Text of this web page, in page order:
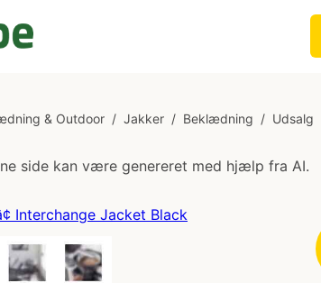
& Outdoor / Jakker / Beklædning / Udsalg
side kan være genereret med hjælp fra AI.